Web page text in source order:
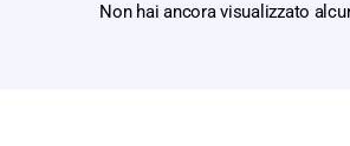
Non hai ancora visualizzato